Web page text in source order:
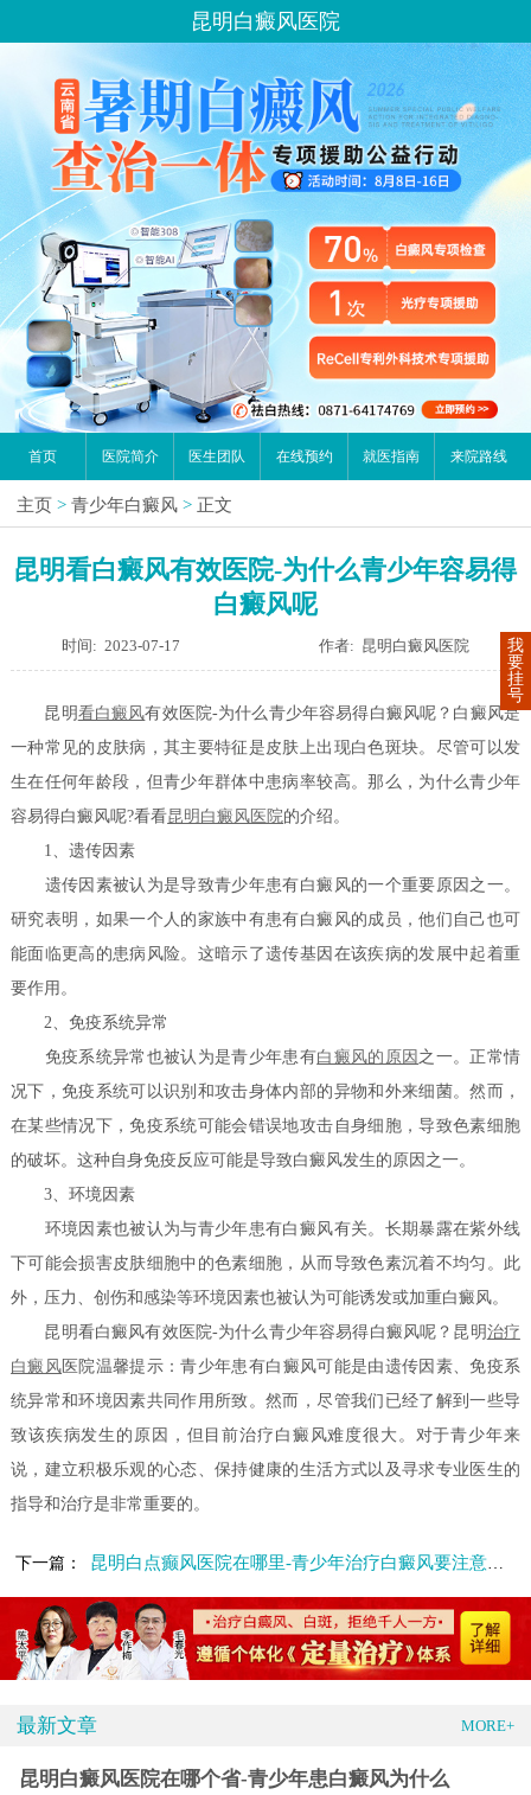
昆明白癜风医院
首页 医院简介 医生团队 在线预约 就医指南 来院路线
主页 > 青少年白癜风 > 正文
昆明看白癜风有效医院-为什么青少年容易得
白癜风呢
时间: 2023-07-17 作者: 昆明白癜风医院
昆明看白癜风有效医院-为什么青少年容易得白癜风呢？白癜风是
一种常见的皮肤病，其主要特征是皮肤上出现白色斑块。尽管可以发
生在任何年龄段，但青少年群体中患病率较高。那么，为什么青少年
容易得白癜风呢?看看昆明白癜风医院的介绍。
1、遗传因素
遗传因素被认为是导致青少年患有白癜风的一个重要原因之一。
研究表明，如果一个人的家族中有患有白癜风的成员，他们自己也可
能面临更高的患病风险。这暗示了遗传基因在该疾病的发展中起着重
要作用。
2、免疫系统异常
免疫系统异常也被认为是青少年患有白癜风的原因 之一。正常情
况下，免疫系统可以识别和攻击身体内部的异物和外来细菌。然而，
在某些情况下，免疫系统可能会错误地攻击自身细胞，导致色素细胞
的破坏。这种自身免疫反应可能是导致白癜风发生的原因之一。
3、环境因素
环境因素也被认为与青少年患有白癜风有关。长期暴露在紫外线
下可能会损害皮肤细胞中的色素细胞，从而导致色素沉着不均匀。此
外，压力、创伤和感染等环境因素也被认为可能诱发或加重白癜风。
昆明看白癜风有效医院-为什么青少年容易得白癜风呢？昆明治疗
白癜风 医院温馨提示：青少年患有白癜风可能是由遗传因素、免疫系
统异常和环境因素共同作用所致。然而，尽管我们已经了解到一些导
致该疾病发生的原因，但目前治疗白癜风难度很大。对于青少年来
说，建立积极乐观的心态、保持健康的生活方式以及寻求专业医生的
指导和治疗是非常重要的。
下一篇： 昆明白点癫风医院在哪里-青少年治疗白癜风要注意哪些问题
最新文章 MORE+
昆明白癜风医院在哪个省-青少年患白癜风为什么
我
要
挂
号